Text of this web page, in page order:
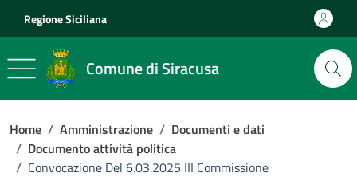
Regione Siciliana
Comune di Siracusa
Home / Amministrazione / Documenti e dati
/ Documento attività politica
/ Convocazione Del 6.03.2025 III Commissione